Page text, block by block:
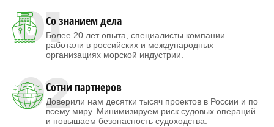
01Со знанием дела
Более 20 лет опыта, специалисты компании
работали в российских и международных
организациях морской индустрии.
02Сотни партнеров
Доверили нам десятки тысяч проектов в России и по
всему миру. Минимизируем риск судовых операций
и повышаем безопасность судоходства.